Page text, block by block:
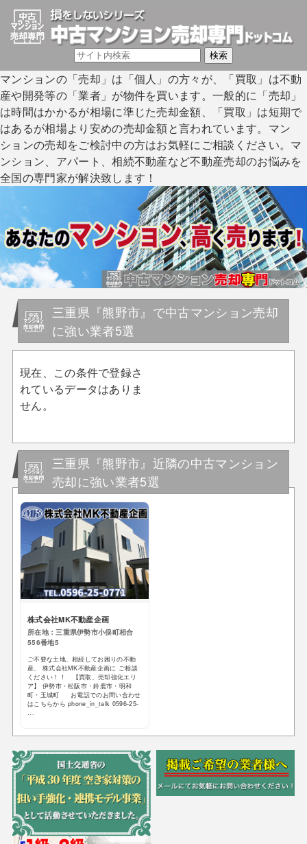
マンションの「売却」は「個人」の方々が、「買取」は不動
産や開発等の「業者」が物件を買います。一般的に「売却」
は時間はかかるが相場に準じた売却金額、「買取」は短期で
はあるが相場より安めの売却金額と言われています。マン
ションの売却をご検討中の方はお気軽にご相談ください。マ
ンション、アパート、相続不動産など不動産売却のお悩みを
全国の専門家が解決致します！
三重県『熊野市』で中古マンション売却
に強い業者5選
現在、この条件で登録さ
れているデータはありま
せん。
三重県『熊野市』近隣の中古マンション
売却に強い業者5選
株式会社MK不動産企画
所在地：三重県伊勢市小俣町相合
556番地5
ご不要な土地、相続してお困りの不動
産、 株式会社MK不動産企画に ご相談
ください！！ 【買取、売却強化エリ
ア】 伊勢市・松阪市・鈴鹿市・明和
町・玉城町 お電話でのお問い合わせ
はこちらから phone_in_talk 0596-25-
...